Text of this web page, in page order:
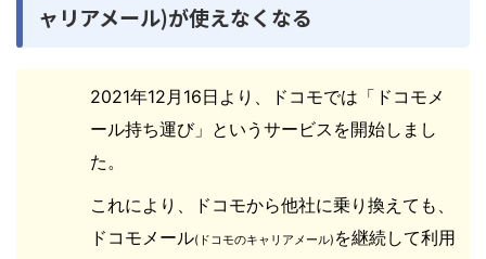
ャリアメール)が使えなくなる
2021年12月16日より、ドコモでは「ドコモメ
ール持ち運び」というサービスを開始しまし
た。
これにより、ドコモから他社に乗り換えても、
ドコモメール(ドコモのキャリアメール) を継続して利用